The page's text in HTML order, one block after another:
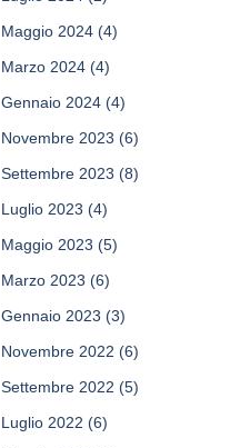
Maggio 2024 (4)
Marzo 2024 (4)
Gennaio 2024 (4)
Novembre 2023 (6)
Settembre 2023 (8)
Luglio 2023 (4)
Maggio 2023 (5)
Marzo 2023 (6)
Gennaio 2023 (3)
Novembre 2022 (6)
Settembre 2022 (5)
Luglio 2022 (6)